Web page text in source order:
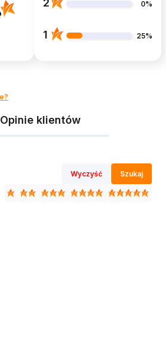
2 0%
1 25%
Opinie klientów
Wyczyść Szukaj